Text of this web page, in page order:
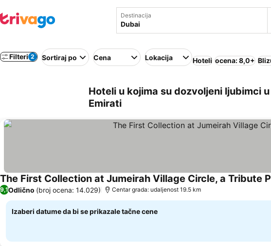
Destinacija
Filteri 2 Sortiraj po Cena Lokacija Hoteli ocena: 8,0+
Hoteli u kojima su dozvoljeni ljubimci
Emirati
The First Collection at Jumeirah Village Circle, a Tribute
9,1Odlično (broj ocena: 14.029) Centar grada: udaljenost 19.5 km
Izaberi datume da bi se prikazale tačne cene